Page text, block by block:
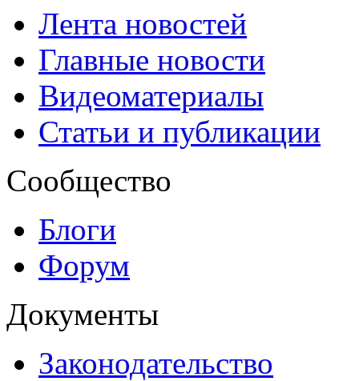
Лента новостей
Главные новости
Видеоматериалы
Статьи и публикации
Сообщество
Блоги
Форум
Документы
Законодательство